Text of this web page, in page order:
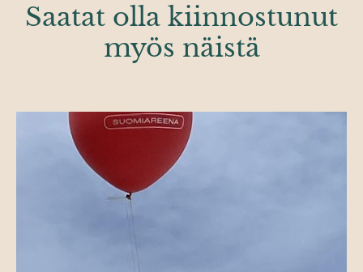
Saatat olla kiinnostunut
myös näistä